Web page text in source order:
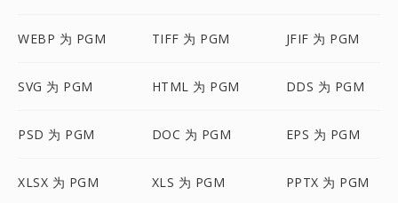
WEBP 为 PGM TIFF 为 PGM JFIF 为 PGM
SVG 为 PGM HTML 为 PGM DDS 为 PGM
PSD 为 PGM DOC 为 PGM EPS 为 PGM
XLSX 为 PGM XLS 为 PGM PPTX 为 PGM